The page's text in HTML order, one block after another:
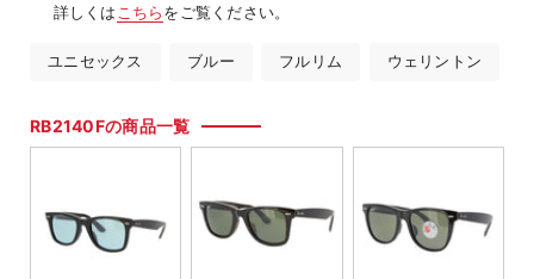
詳しくは こちらをご覧ください。
ユニセックス ブルー フルリム ウェリントン
RB2140Fの商品一覧